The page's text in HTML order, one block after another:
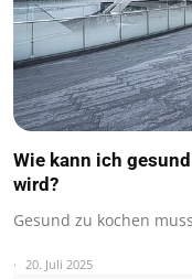
Wie kann ich
wird?
Gesund zu kochen
20. Juli 2025